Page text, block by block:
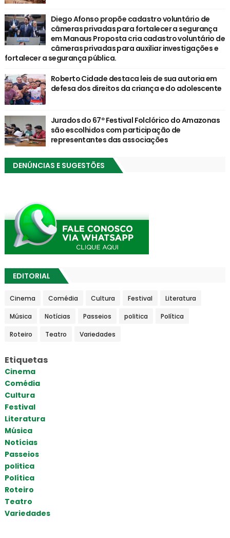
Diego Afonso propõe cadastro voluntário de
câmeras privadas para fortalecer a segurança
em Manaus Proposta cria cadastro voluntário de
câmeras privadas para auxiliar investigações e
fortalecer a segurança pública.
Roberto Cidade destaca leis de sua autoria em
defesa dos direitos da criança e do adolescente
Jurados do 67º Festival Folclórico do Amazonas
são escolhidos com participação de
representantes das associações
DENÚNCIAS E SUGESTÕES
EDITORIAL
Cinema Comédia Cultura Festival Literatura
Música Notícias Passeios politica Política
Roteiro Teatro Variedades
Etiquetas
Cinema
Comédia
Cultura
Festival
Literatura
Música
Notícias
Passeios
politica
Política
Roteiro
Teatro
Variedades